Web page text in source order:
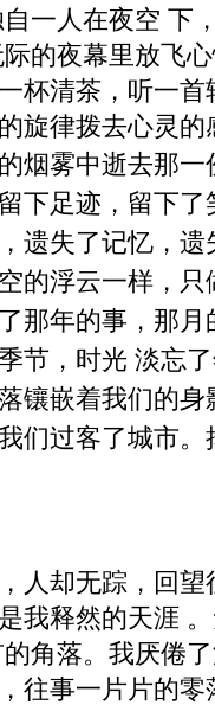
人在夜空 下
的夜幕里放飞
杯清茶，听一
旋律拨去心灵
烟雾中逝去那一
下足迹，留下了
遗失了记忆，
的浮云一样，
那年的事，那
节，时光 淡忘
镶嵌着我们的
们过客了城市
却无踪，回望
我释然的天涯
角落。我厌倦
往事一片片的